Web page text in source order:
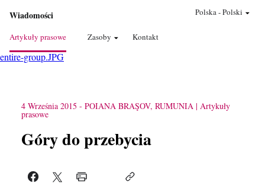
Wiadomości
Artykuły prasowe Zasoby Kontakt
Polska-Polski
entire-group.JPG
4 Września 2015 - POIANA BRAŞOV, RUMUNIA Artykuły
prasowe
Góry do przebycia